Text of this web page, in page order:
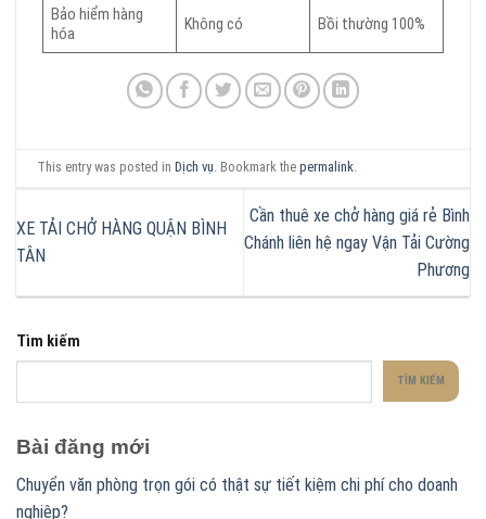
Bảo hiểm hàng
hóa
Không có Bồi thường 100%
This entry was posted inDịch vụ. Bookmark thepermalink.
XE TẢI CHỞ HÀNG QUẬN BÌNH
TÂN
Cần thuê xe chở hàng giá rẻ Bình
Chánh liên hệ ngay Vận Tải Cường
Phương
Tìm kiếm
TÌM KIẾM
Bài đăng mới
Chuyển văn phòng trọn gói có thật sự tiết kiệm chi phí cho doanh
nghiệp?